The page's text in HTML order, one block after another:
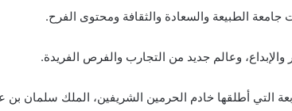
الطبيعة والسعادة والثقافة ومحتوى الفرح.
والإبداع، وعالم جديد من التجارب والفرص الفريدة.
التي أطلقها خادم الحرمين الشريفين، الملك سلمان بن